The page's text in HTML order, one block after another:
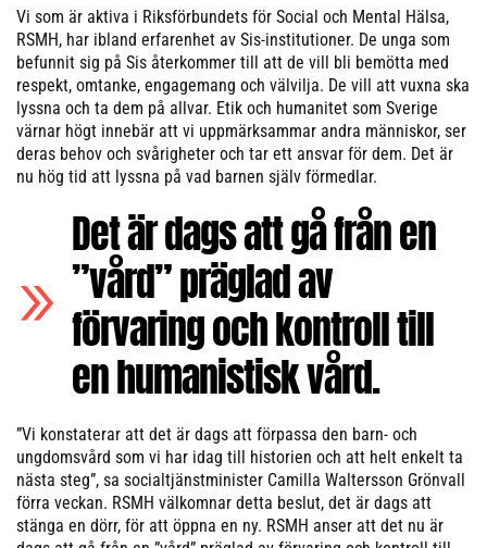
Vi som är aktiva i Riksförbundets för Social och Mental Hälsa,
RSMH, har ibland erfarenhet av Sis-institutioner. De unga som
befunnit sig på Sis återkommer till att de vill bli bemötta med
respekt, omtanke, engagemang och välvilja. De vill att vuxna ska
lyssna och ta dem på allvar. Etik och humanitet som Sverige
värnar högt innebär att vi uppmärksammar andra människor, ser
deras behov och svårigheter och tar ett ansvar för dem. Det är
nu hög tid att lyssna på vad barnen själv förmedlar.
Det är dags att gå från en
”vård” präglad av
förvaring och kontroll till
en humanistisk vård.
”Vi konstaterar att det är dags att förpassa den barn- och
ungdomsvård som vi har idag till historien och att helt enkelt ta
nästa steg”, sa socialtjänstminister Camilla Waltersson Grönvall
förra veckan. RSMH välkomnar detta beslut, det är dags att
stänga en dörr, för att öppna en ny. RSMH anser att det nu är